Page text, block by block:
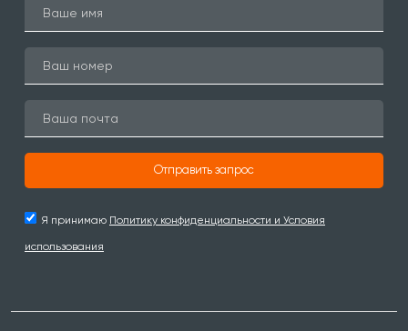
Отправить запрос
Я принимаю Политику конфиденциальности и Условия
использования